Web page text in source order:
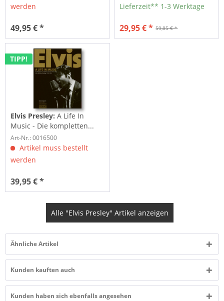
werden
49,95 € *
Lieferzeit** 1-3 Werktage
59,85 € *
29,95 € *
TIPP!
Elvis Presley:A Life In
Music - Die kompletten...
Art-Nr.: 0016500
Artikel muss bestellt
werden
39,95 € *
Alle "Elvis Presley" Artikel anzeigen
Ähnliche Artikel
Kunden kauften auch
Kunden haben sich ebenfalls angesehen